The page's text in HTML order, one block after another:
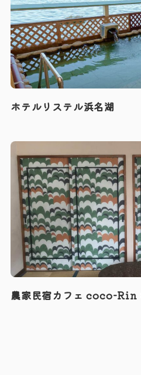
ホテルリステル浜名湖
農家民宿カフェ coco-Rin